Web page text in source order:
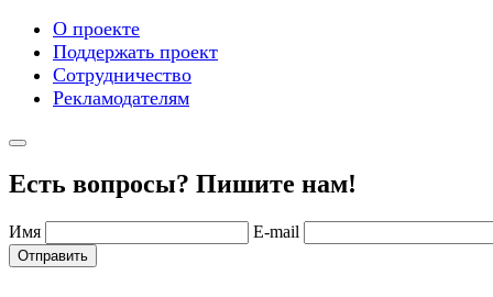
О проекте
Поддержать проект
Сотрудничество
Рекламодателям
Есть вопросы? Пишите нам!
Имя E-mail